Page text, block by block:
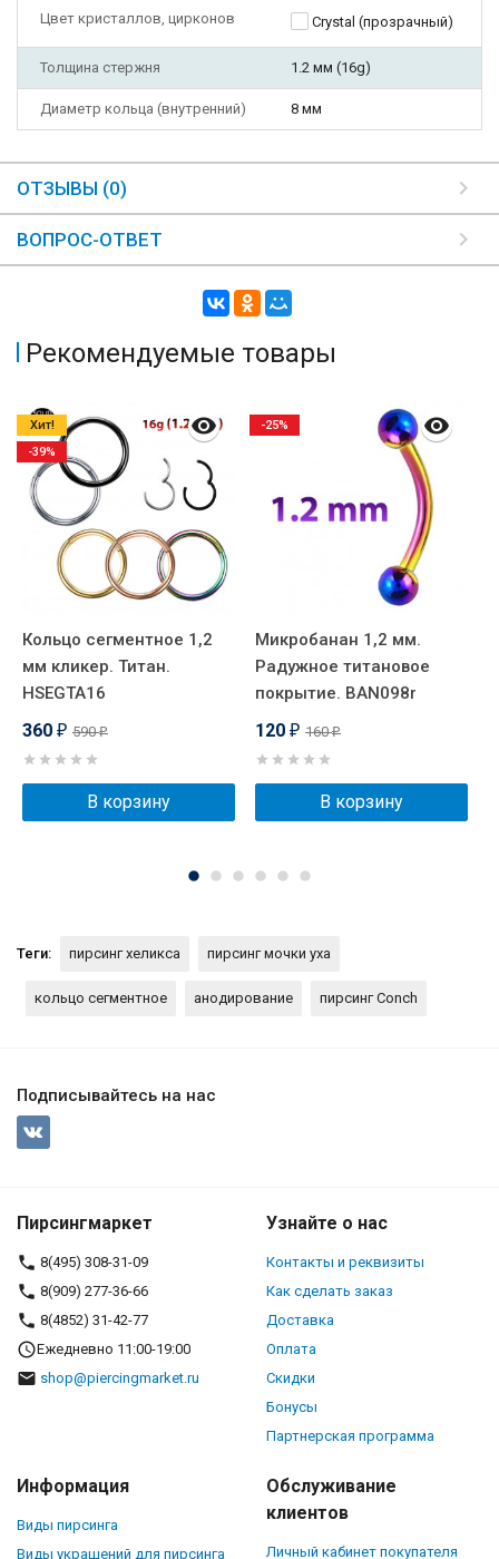
Цвет кристаллов, цирконов Crystal (прозрачный)
Толщина стержня 1.2 мм (16g)
Диаметр кольца (внутренний) 8 мм
ОТЗЫВЫ (0)
ВОПРОС-ОТВЕТ
Рекомендуемые товары
Кольцо сегментное 1,2
мм кликер. Титан.
HSEGTA16
360 ₽ 590₽
В корзину
Хит!
-39%
Микробанан 1,2 мм.
Радужное титановое
покрытие. BAN098r
120 ₽ 160₽
В корзину
-25%
Теги: пирсинг хеликса пирсинг мочки уха
кольцо сегментное анодирование пирсинг Conch
Подписывайтесь на нас
Пирсингмаркет
8(495) 308-31-09
8(909) 277-36-66
8(4852) 31-42-77
Ежедневно 11:00-19:00
shop@piercingmarket.ru
Узнайте о нас
Контакты и реквизиты
Как сделать заказ
Доставка
Оплата
Скидки
Бонусы
Партнерская программа
Информация
Виды пирсинга
Виды украшений для пирсинга
Обслуживание
клиентов
Личный кабинет покупателя